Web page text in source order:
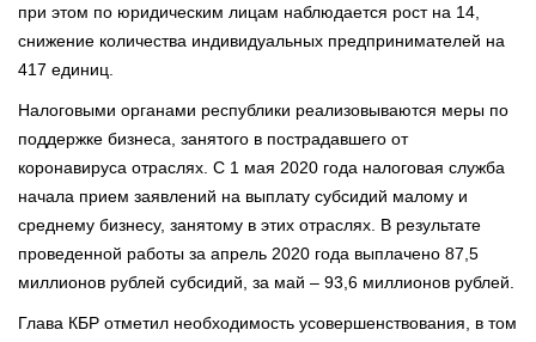
при этом по юридическим лицам наблюдается рост на 14,
снижение количества индивидуальных предпринимателей на
417 единиц.
Налоговыми органами республики реализовываются меры по
поддержке бизнеса, занятого в пострадавшего от
коронавируса отраслях. С 1 мая 2020 года налоговая служба
начала прием заявлений на выплату субсидий малому и
среднему бизнесу, занятому в этих отраслях. В результате
проведенной работы за апрель 2020 года выплачено 87,5
миллионов рублей субсидий, за май – 93,6 миллионов рублей.
Глава КБР отметил необходимость усовершенствования, в том